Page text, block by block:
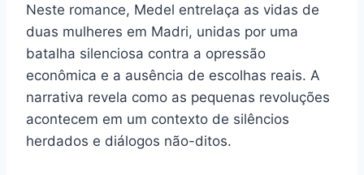
Neste romance, Medel entrelaça as vidas de
duas mulheres em Madri, unidas por uma
batalha silenciosa contra a opressão
econômica e a ausência de escolhas reais. A
narrativa revela como as pequenas revoluções
acontecem em um contexto de silêncios
herdados e diálogos não-ditos.